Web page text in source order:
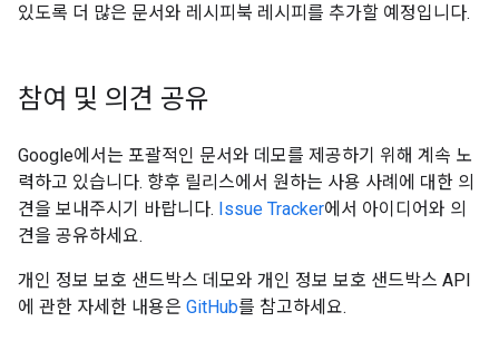
있도록 더 많은 문서와 레시피북 레시피를 추가할 예정입니다.
참여 및 의견 공유
Google에서는 포괄적인 문서와 데모를 제공하기 위해 계속 노
력하고 있습니다. 향후 릴리스에서 원하는 사용 사례에 대한 의
견을 보내주시기 바랍니다. Issue Tracker에서 아이디어와 의
견을 공유하세요.
개인 정보 보호 샌드박스 데모와 개인 정보 보호 샌드박스 API
에 관한 자세한 내용은 GitHub를 참고하세요.